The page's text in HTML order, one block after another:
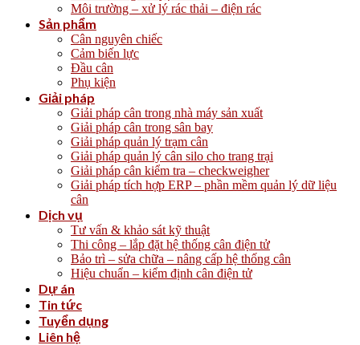
Môi trường – xử lý rác thải – điện rác
Sản phẩm
Cân nguyên chiếc
Cảm biến lực
Đầu cân
Phụ kiện
Giải pháp
Giải pháp cân trong nhà máy sản xuất
Giải pháp cân trong sân bay
Giải pháp quản lý trạm cân
Giải pháp quản lý cân silo cho trang trại
Giải pháp cân kiểm tra – checkweigher
Giải pháp tích hợp ERP – phần mềm quản lý dữ liệu
cân
Dịch vụ
Tư vấn & khảo sát kỹ thuật
Thi công – lắp đặt hệ thống cân điện tử
Bảo trì – sửa chữa – nâng cấp hệ thống cân
Hiệu chuẩn – kiểm định cân điện tử
Dự án
Tin tức
Tuyển dụng
Liên hệ